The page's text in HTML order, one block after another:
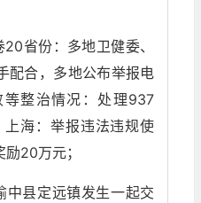
省份：多地卫健委、
配合，多地公布举报电
整治情况：处理937
海：举报违法违规使
20万元；
中县定远镇发生一起交